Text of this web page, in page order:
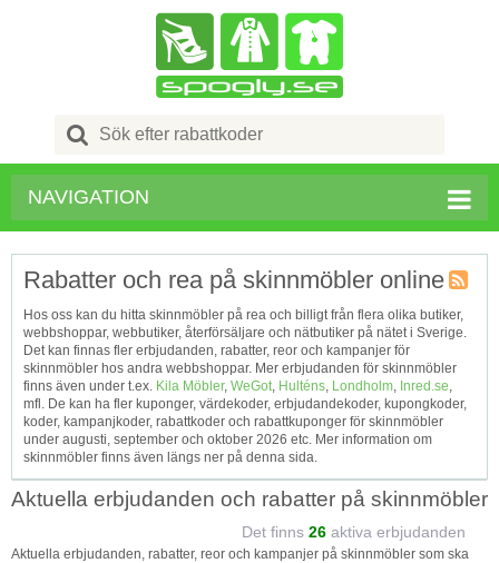
Search
for:
NAVIGATION
Tagg
RSS
Rabatter och rea på skinnmöbler online
Hos oss kan du hitta skinnmöbler på rea och billigt från flera olika butiker,
webbshoppar, webbutiker, återförsäljare och nätbutiker på nätet i Sverige.
Det kan finnas fler erbjudanden, rabatter, reor och kampanjer för
skinnmöbler hos andra webbshoppar. Mer erbjudanden för skinnmöbler
finns även under t.ex. Kila Möbler, WeGot, Hulténs, Londholm, Inred.se,
mfl. De kan ha fler kuponger, värdekoder, erbjudandekoder, kupongkoder,
koder, kampanjkoder, rabattkoder och rabattkuponger för skinnmöbler
under augusti, september och oktober 2026 etc. Mer information om
skinnmöbler finns även längs ner på denna sida.
Aktuella erbjudanden och rabatter på skinnmöbler
Det finns 26 aktiva erbjudanden
Aktuella erbjudanden, rabatter, reor och kampanjer på skinnmöbler som ska